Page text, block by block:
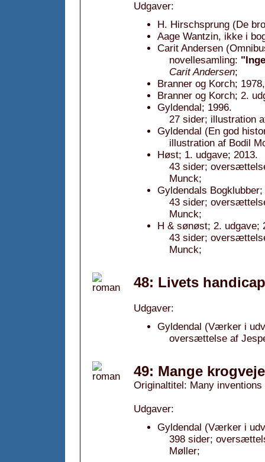
Udgaver:
H. Hirschsprung (De
Aage Wantzin, ikke i
Carit Andersen
novellesamling:
Carit Andersen;
Branner og Korch;
Branner og Korch; 2.
Gyldendal; 1996.
27 sider; illustration
Gyldendal (En god
illustration af Bodil
Høst; 1. udgave; 2013.
43 sider;
Munck;
Gyldendals
43 sider;
Munck;
H & sønøst; 2. udgave;
43 sider;
Munck;
48: Livets
Udgaver:
Gyldendal (Værker i
oversættelse af
49: Mange
Originaltitel: Many inventions
Udgaver:
Gyldendal (Værker i
398 sider;
Møller;